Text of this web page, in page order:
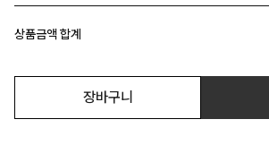
상품금액 합계
장바구니